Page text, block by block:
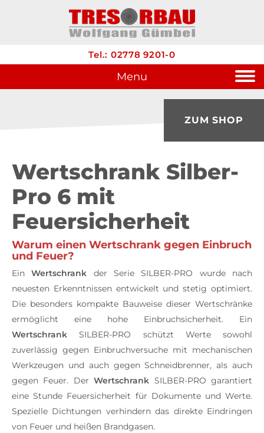
ZUM SHOP
Tel.: 02778 9201-0
Menu
Wertschrank Silber-
Pro 6 mit
Feuersicherheit
Warum einen Wertschrank gegen Einbruch
und Feuer?
Ein Wertschrank der Serie SILBER-PRO wurde nach
neuesten Erkenntnissen entwickelt und stetig optimiert.
Die besonders kompakte Bauweise dieser Wertschränke
ermöglicht eine hohe Einbruchsicherheit. Ein
Wertschrank SILBER-PRO schützt Werte sowohl
zuverlässig gegen Einbruchversuche mit mechanischen
Werkzeugen und auch gegen Schneidbrenner, als auch
gegen Feuer. DerWertschrank SILBER-PRO garantiert
eine Stunde Feuersicherheit für Dokumente und Werte.
Spezielle Dichtungen verhindern das direkte Eindringen
von Feuer und heißen Brandgasen.